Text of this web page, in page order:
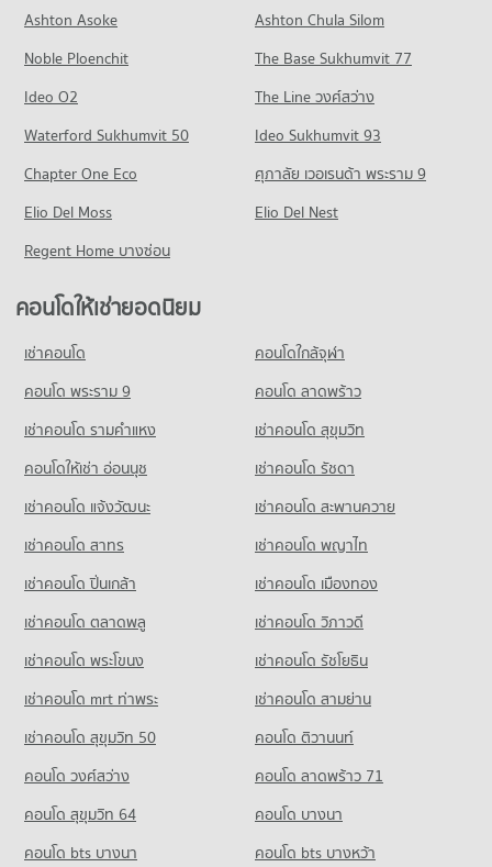
คอนโดให้เช่า ถนนวิภาวดีรังสิต
มีคอนโดให้เช่า 18,403 ประกาศ
ขายคอนโด ถนนวิภาวดีรังสิต
มีคอนโดขาย 7,631 ประกาศ
คอนโด ถนนพหลโยธิน
มีคอนโดให้เช่า 21,195 ประกาศ
ขายคอนโด ถนนพหลโยธิน
มีคอนโดขาย 8,486 ประกาศ
คอนโด พหลโยธิน 24
มีคอนโดให้เช่า 13 ประกาศ
ขายคอนโด พหลโยธิน 24
มีคอนโดขาย 23 ประกาศ
3 โครงการ
คอนโดให้เช่า พหลโยธิน 25
มีคอนโดขาย 109 ประกาศ
คอนโด พหลโยธิน 26
5 โครงการ
คอนโดให้เช่า พหลโยธิน 26
มีคอนโดให้เช่า 390 ประกาศ
ขายคอนโด พหลโยธิน 26
คอนโด พหลโยธิน 27
Ashton Asoke
Ashton Chula Silom
Noble Ploenchit
The Base Sukhumvit 77
Ideo O2
The Line วงศ์สว่าง
Waterford Sukhumvit 50
Ideo Sukhumvit 93
Chapter One Eco
ศุภาลัย เวอเรนด้า พระราม 9
Elio Del Moss
Elio Del Nest
Regent Home บางซ่อน
คอนโดให้เช่ายอดนิยม
เช่าคอนโด
คอนโดใกล้จุฬา
คอนโด พระราม 9
คอนโด ลาดพร้าว
เช่าคอนโด รามคําแหง
เช่าคอนโด สุขุมวิท
คอนโดให้เช่า อ่อนนุช
เช่าคอนโด รัชดา
เช่าคอนโด แจ้งวัฒนะ
เช่าคอนโด สะพานควาย
เช่าคอนโด สาทร
เช่าคอนโด พญาไท
เช่าคอนโด ปิ่นเกล้า
เช่าคอนโด เมืองทอง
เช่าคอนโด ตลาดพลู
เช่าคอนโด วิภาวดี
เช่าคอนโด พระโขนง
เช่าคอนโด รัชโยธิน
เช่าคอนโด mrt ท่าพระ
เช่าคอนโด สามย่าน
เช่าคอนโด สุขุมวิท 50
คอนโด ติวานนท์
คอนโด วงศ์สว่าง
คอนโด ลาดพร้าว 71
คอนโด สุขุมวิท 64
คอนโด บางนา
คอนโด bts บางนา
คอนโด bts บางหว้า